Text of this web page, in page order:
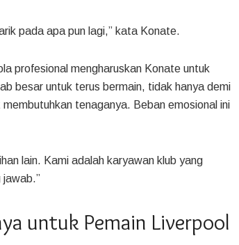
pada apa pun lagi,” kata Konate.
profesional mengharuskan Konate untuk
besar untuk terus bermain, tidak hanya demi
tenaganya. Beban emosional ini
lain. Kami adalah karyawan klub yang
jawab.”
untuk Pemain Liverpool